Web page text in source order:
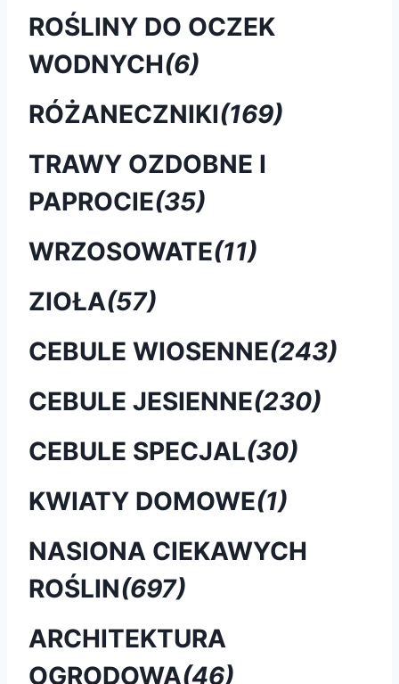
ROŚLINY DO OCZEK
WODNYCH(6)
RÓŻANECZNIKI(169)
TRAWY OZDOBNE I
PAPROCIE(35)
WRZOSOWATE(11)
ZIOŁA(57)
CEBULE WIOSENNE(243)
CEBULE JESIENNE(230)
CEBULE SPECJAL(30)
KWIATY DOMOWE(1)
NASIONA CIEKAWYCH
ROŚLIN(697)
ARCHITEKTURA
OGRODOWA(46)